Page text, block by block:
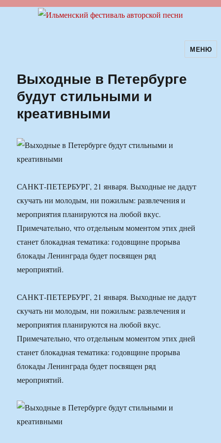
Ильменский фестиваль авторскойМЕНЮ
Выходные в Петербурге
будут стильными и
креативными
САНКТ-ПЕТЕРБУРГ, 21 января. Выходные не дадут
скучать ни молодым, ни пожилым: развлечения и
мероприятия планируются на любой вкус.
Примечательно, что отдельным моментом этих дней
станет блокадная тематика: годовщине прорыва
блокады Ленинграда будет посвящен ряд
мероприятий.
САНКТ-ПЕТЕРБУРГ, 21 января. Выходные не дадут
скучать ни молодым, ни пожилым: развлечения и
мероприятия планируются на любой вкус.
Примечательно, что отдельным моментом этих дней
станет блокадная тематика: годовщине прорыва
блокады Ленинграда будет посвящен ряд
мероприятий.